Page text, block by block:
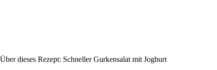
Über dieses Rezept: Schneller Gurkensalat mit Joghurt